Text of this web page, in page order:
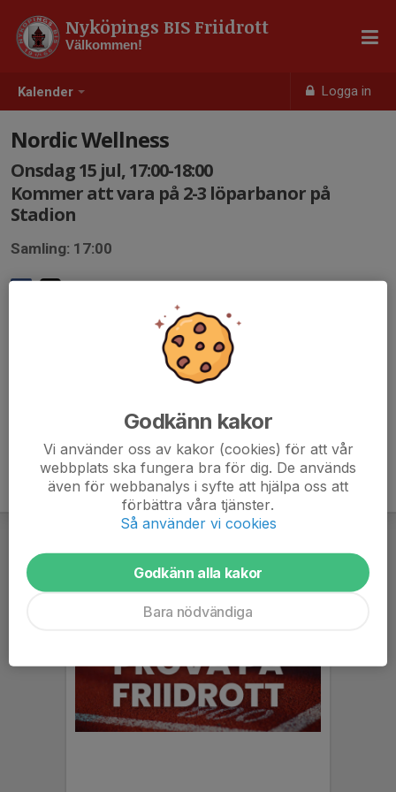
Kalender Logga in
Nyköpings BIS Friidrott
Välkommen!
Nordic Wellness
Onsdag 15 jul, 17:00-18:00
Kommer att vara på 2-3 löparbanor på
Stadion
Samling: 17:00
Godkänn kakor
Vi använder oss av kakor (cookies) för att vår
webbplats ska fungera bra för dig. De används
även för webbanalys i syfte att hjälpa oss att
förbättra våra tjänster.
Så använder vi cookies
Godkänn alla kakor
Bara nödvändiga